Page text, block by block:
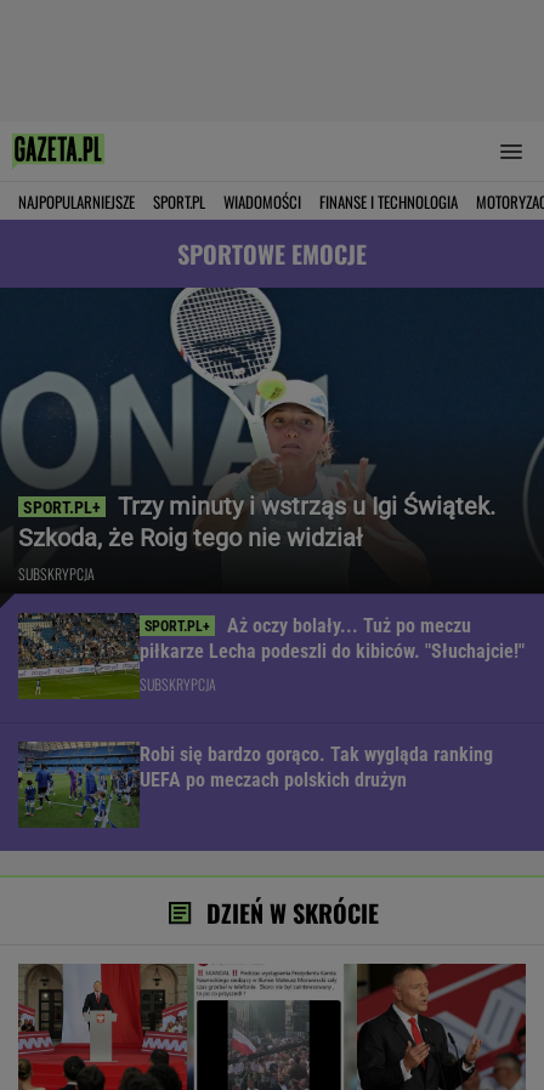
NAJPOPULARNIEJSZE SPORT.PL WIADOMOŚCI FINANSE I TECHNOLOGIA
SPORTOWE EMOCJE
Trzy minuty i wstrząs u Igi Świątek.
Szkoda, że Roig tego nie widział
SUBSKRYPCJA
Aż oczy bolały... Tuż po meczu
piłkarze Lecha podeszli do kibiców. "Słuchajcie!"
SUBSKRYPCJA
Robi się bardzo gorąco. Tak wygląda ranking
UEFA po meczach polskich drużyn
DZIEŃ W SKRÓCIE